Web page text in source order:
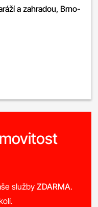
a zahradou, Brno-
službyZDARMA.